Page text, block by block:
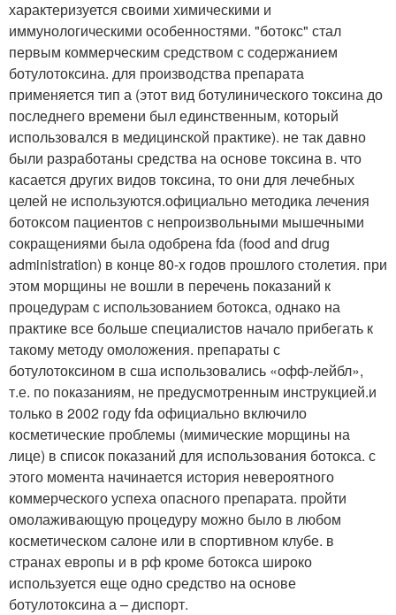
характеризуется своими химическими и
иммунологическими особенностями. "ботокс" стал
первым коммерческим средством с содержанием
ботулотоксина. для производства препарата
применяется тип а (этот вид ботулинического токсина до
последнего времени был единственным, который
использовался в медицинской практике). не так давно
были разработаны средства на основе токсина в. что
касается других видов токсина, то они для лечебных
целей не используются.официально методика лечения
ботоксом пациентов с непроизвольными мышечными
сокращениями была одобрена fda (food and drug
administration) в конце 80-х годов прошлого столетия. при
этом морщины не вошли в перечень показаний к
процедурам с использованием ботокса, однако на
практике все больше специалистов начало прибегать к
такому методу омоложения. препараты с
ботулотоксином в сша использовались «офф-лейбл»,
т.е. по показаниям, не предусмотренным инструкцией.и
только в 2002 году fda официально включило
косметические проблемы (мимические морщины на
лице) в список показаний для использования ботокса. с
этого момента начинается история невероятного
коммерческого успеха опасного препарата. пройти
омолаживающую процедуру можно было в любом
косметическом салоне или в спортивном клубе. в
странах европы и в рф кроме ботокса широко
используется еще одно средство на основе
ботулотоксина а – диспорт.